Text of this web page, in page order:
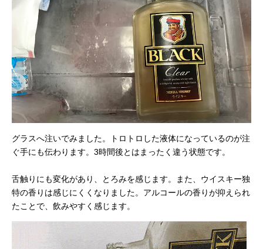
グラスへ注いでみました。トロトロした液体になっているのが注
ぐ手にも伝わります。3時間後とはまったく違う状態です。
舌触りにも変化があり、とろみを感じます。また、ウイスキー独
特の香りは感じにくくなりました。アルコールの香りが抑えられ
たことで、飲みやすく感じます。